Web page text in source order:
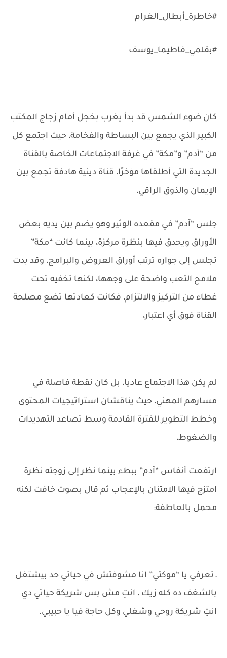
#خاطرة_أبطال_الغرام
#بقلمي_فاطيما_يوسف
كان ضوء الشمس قد بدأ يغرب بخجل أمام زجاج المكتب
الكبير الذي يجمع بين البساطة والفخامة، حيث اجتمع كل
من “آدم” و”مكة” في غرفة الاجتماعات الخاصة بالقناة
الجديدة التي أطلقاها مؤخرًا، قناة دينية هادفة تجمع بين
الإيمان والذوق الراقي،
جلس “آدم” في مقعده الوثير وهو يضم بين يديه بعض
الأوراق ويحدق فيها بنظرة مركزة، بينما كانت “مكة”
تجلس إلى جواره ترتب أوراق العروض والبرامج، وقد بدت
ملامح التعب واضحة على وجهها، لكنها تخفيه تحت
غطاء من التركيز والالتزام، فكانت كعادتها تضع مصلحة
القناة فوق أي اعتبار،
لم يكن هذا الاجتماع عاديا، بل كان نقطة فاصلة في
مسارهم المهني، حيث يناقشان استراتيجيات المحتوى
وخطط التطوير للفترة القادمة وسط تصاعد التهديدات
والضغوط،
ارتفعت أنفاس “آدم” ببطء بينما نظر إلى زوجته نظرة
امتزج فيها الامتنان بالإعجاب ثم قال بصوت خافت لكنه
محمل بالعاطفة:
ـ تعرفي يا “موكتي” انا مشوفتش في حياتي حد بيشتغل
بالشغف ده كله زيك ، انتِ مش بس شريكة حياتي دي
انتِ شريكة روحي وشغلي وكل حاجة فيا يا حبيبي.